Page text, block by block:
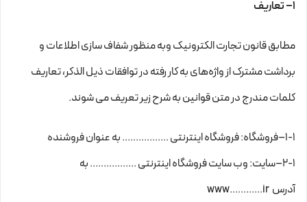
۱– تعاریف
مطابق قانون تجارت الکترونیک وبه منظور شفاف سازی اطلاعات و
برداشت مشترک از واژه‌های به کار رفته در توافقات ذیل الذکر، تعاریف
کلمات مندرج در متن قوانین به شرح زیر تعریف می شوند.
۱-۱–فروشگاه: فروشگاه اینترنتی ................. به عنوان فروشنده
۲-۱–سایت: وب سایت فروشگاه اینترنتی ................. به
آدرس www............ir